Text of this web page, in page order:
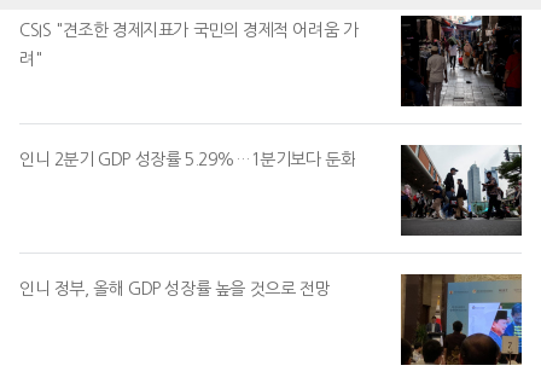
CSIS "견조한 경제지표가 국민의 경제적 어려움 가
려"
인니 2분기 GDP 성장률 5.29%…1분기보다 둔화
인니 정부, 올해 GDP 성장률 높을 것으로 전망